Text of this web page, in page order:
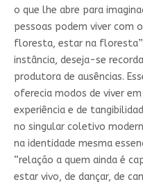
o que lhe abre para
pessoas podem viver com
floresta, estar na floresta”
instância, deseja-se
produtora de ausências.
oferecia modos de viver
experiência e de
no singular coletivo
na identidade mesma
“relação a quem ainda é
estar vivo, de dançar, de